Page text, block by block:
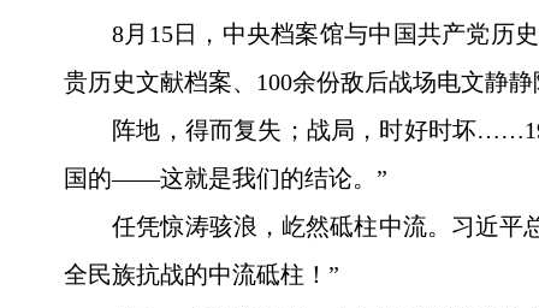
8月15日，中央档案馆与中国共产党历
贵历史文献档案、100余份敌后战场电文静
阵地，得而复失；战局，时好时坏
国的——这就是我们的结论。”
任凭惊涛骇浪，屹然砥柱中流。习近平
全民族抗战的中流砥柱！”